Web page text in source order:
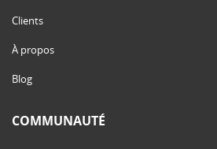
Clients
À propos
Blog
COMMUNAUTÉ